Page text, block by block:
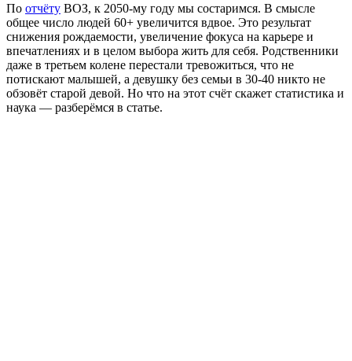
По отчёту ВОЗ, к 2050-му году мы состаримся. В смысле
общее число людей 60+ увеличится вдвое. Это результат
снижения рождаемости, увеличение фокуса на карьере и
впечатлениях и в целом выбора жить для себя. Родственники
даже в третьем колене перестали тревожиться, что не
потискают малышей, а девушку без семьи в 30-40 никто не
обзовёт старой девой. Но что на этот счёт скажет статистика и
наука — разберёмся в статье.